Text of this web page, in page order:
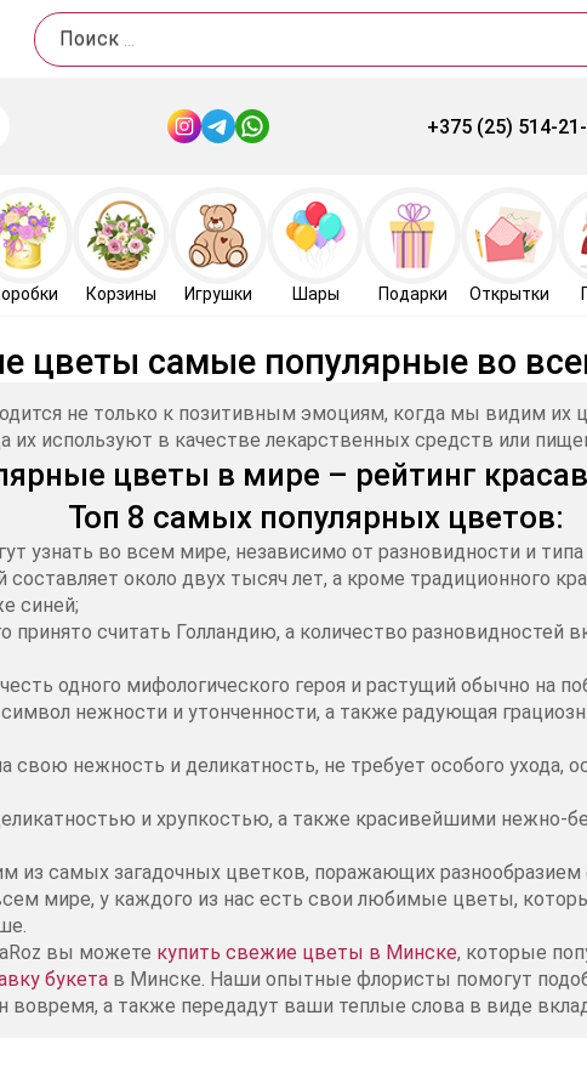
Поиск
+375 (25) 514-
Корзины Игрушки Шары Подарки Открытки
цветы самые популярные во
не только к позитивным эмоциям, когда мы видим их
их используют в качестве лекарственных средств или
цветы в мире – рейтинг
Топ 8 самых популярных цветов:
узнать во всем мире, независимо от разновидности и типа
составляет около двух тысяч лет, а кроме традиционного
синей;
принято считать Голландию, а количество разновидностей
одного мифологического героя и растущий обычно на
нежности и утонченности, а также радующая
свою нежность и деликатность, не требует особого ухода,
и хрупкостью, а также красивейшими
из самых загадочных цветков, поражающих
мире, у каждого из нас есть свои любимые цветы,
вы можете купить свежие цветы в Минске, которые
букета в Минске. Наши опытные флористы помогут
вовремя, а также передадут ваши теплые слова в виде